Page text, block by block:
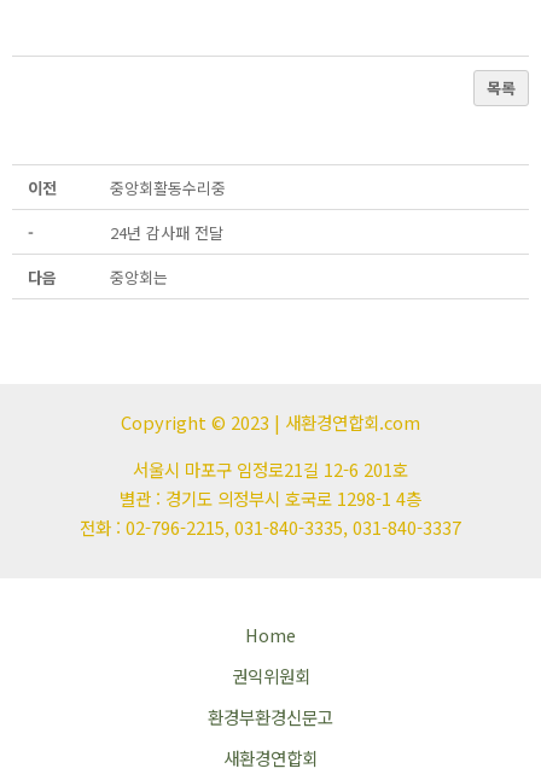
목록
이전
중앙회활동수리중
-
24년 감사패 전달
다음
중앙회는
Copyright © 2023 | 새환경연합회.com
서울시 마포구 임정로21길 12-6 201호
별관 : 경기도 의정부시 호국로 1298-1 4층
전화 : 02-796-2215, 031-840-3335, 031-840-3337
Home
권익위원회
환경부환경신문고
새환경연합회